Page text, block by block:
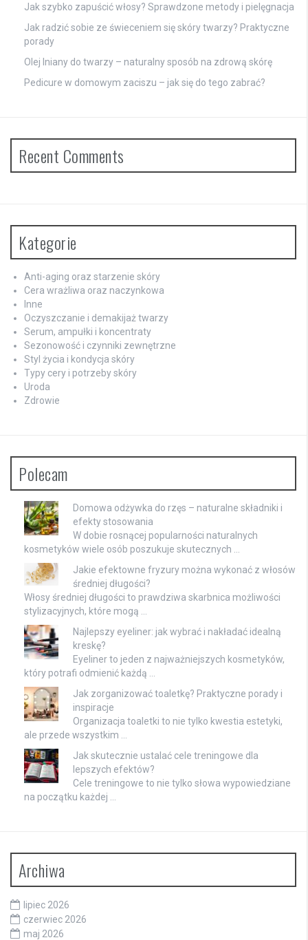
Jak szybko zapuścić włosy? Sprawdzone metody i pielęgnacja
Jak radzić sobie ze świeceniem się skóry twarzy? Praktyczne
porady
Olej lniany do twarzy – naturalny sposób na zdrową skórę
Pedicure w domowym zaciszu – jak się do tego zabrać?
Recent Comments
Kategorie
Anti-aging oraz starzenie skóry
Cera wrażliwa oraz naczynkowa
Inne
Oczyszczanie i demakijaż twarzy
Serum, ampułki i koncentraty
Sezonowość i czynniki zewnętrzne
Styl życia i kondycja skóry
Typy cery i potrzeby skóry
Uroda
Zdrowie
Polecam
Domowa odżywka do rzęs – naturalne składniki i
efekty stosowania
W dobie rosnącej popularności naturalnych
kosmetyków wiele osób poszukuje skutecznych …
Jakie efektowne fryzury można wykonać z włosów
średniej długości?
Włosy średniej długości to prawdziwa skarbnica możliwości
stylizacyjnych, które mogą …
Najlepszy eyeliner: jak wybrać i nakładać idealną
kreskę?
Eyeliner to jeden z najważniejszych kosmetyków,
który potrafi odmienić każdą …
Jak zorganizować toaletkę? Praktyczne porady i
inspiracje
Organizacja toaletki to nie tylko kwestia estetyki,
ale przede wszystkim …
Jak skutecznie ustalać cele treningowe dla
lepszych efektów?
Cele treningowe to nie tylko słowa wypowiedziane
na początku każdej …
Archiwa
lipiec 2026
czerwiec 2026
maj 2026